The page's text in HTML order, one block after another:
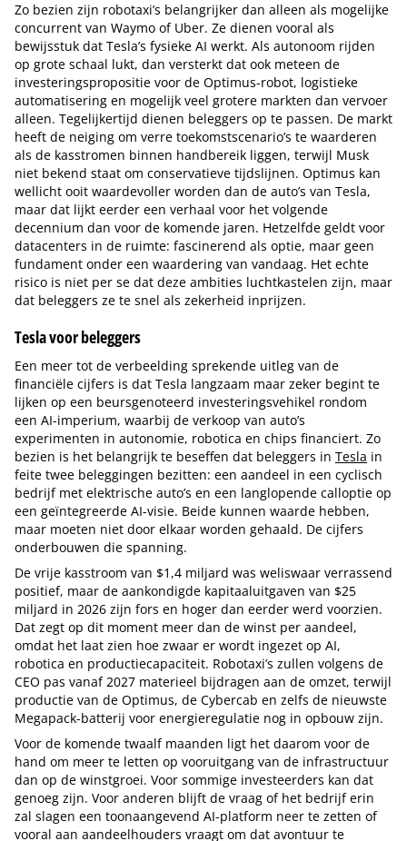
Zo bezien zijn robotaxi’s belangrijker dan alleen als mogelijke
concurrent van Waymo of Uber. Ze dienen vooral als
bewijsstuk dat Tesla’s fysieke AI werkt. Als autonoom rijden
op grote schaal lukt, dan versterkt dat ook meteen de
investeringspropositie voor de Optimus-robot, logistieke
automatisering en mogelijk veel grotere markten dan vervoer
alleen. Tegelijkertijd dienen beleggers op te passen. De markt
heeft de neiging om verre toekomstscenario’s te waarderen
als de kasstromen binnen handbereik liggen, terwijl Musk
niet bekend staat om conservatieve tijdslijnen. Optimus kan
wellicht ooit waardevoller worden dan de auto’s van Tesla,
maar dat lijkt eerder een verhaal voor het volgende
decennium dan voor de komende jaren. Hetzelfde geldt voor
datacenters in de ruimte: fascinerend als optie, maar geen
fundament onder een waardering van vandaag. Het echte
risico is niet per se dat deze ambities luchtkastelen zijn, maar
dat beleggers ze te snel als zekerheid inprijzen.
Tesla voor beleggers
Een meer tot de verbeelding sprekende uitleg van de
financiële cijfers is dat Tesla langzaam maar zeker begint te
lijken op een beursgenoteerd investeringsvehikel rondom
een AI-imperium, waarbij de verkoop van auto’s
experimenten in autonomie, robotica en chips financiert. Zo
bezien is het belangrijk te beseffen dat beleggers in Tesla in
feite twee beleggingen bezitten: een aandeel in een cyclisch
bedrijf met elektrische auto’s en een langlopende calloptie op
een geïntegreerde AI-visie. Beide kunnen waarde hebben,
maar moeten niet door elkaar worden gehaald. De cijfers
onderbouwen die spanning.
De vrije kasstroom van $1,4 miljard was weliswaar verrassend
positief, maar de aankondigde kapitaaluitgaven van $25
miljard in 2026 zijn fors en hoger dan eerder werd voorzien.
Dat zegt op dit moment meer dan de winst per aandeel,
omdat het laat zien hoe zwaar er wordt ingezet op AI,
robotica en productiecapaciteit. Robotaxi’s zullen volgens de
CEO pas vanaf 2027 materieel bijdragen aan de omzet, terwijl
productie van de Optimus, de Cybercab en zelfs de nieuwste
Megapack-batterij voor energieregulatie nog in opbouw zijn.
Voor de komende twaalf maanden ligt het daarom voor de
hand om meer te letten op vooruitgang van de infrastructuur
dan op de winstgroei. Voor sommige investeerders kan dat
genoeg zijn. Voor anderen blijft de vraag of het bedrijf erin
zal slagen een toonaangevend AI-platform neer te zetten of
vooral aan aandeelhouders vraagt om dat avontuur te